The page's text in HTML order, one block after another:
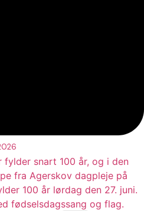
fylder snart 100 år, og i den
fra Agerskov dagpleje på
100 år lørdag den 27. juni.
fødselsdagssang og flag.